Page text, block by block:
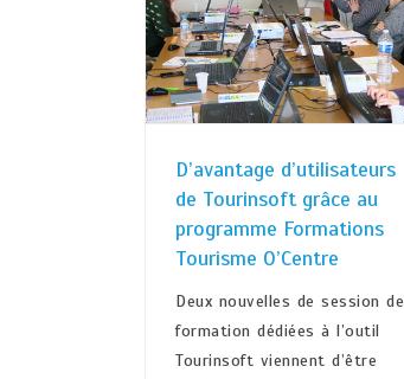
D’avantage d’utilisateurs
de Tourinsoft grâce au
programme Formations
Tourisme O’Centre
Deux nouvelles de session de
formation dédiées à l’outil
Tourinsoft viennent d’être